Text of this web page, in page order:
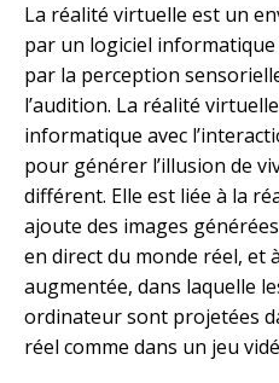
La réalité virtuelle est un
par un logiciel
par la perception
l’audition. La réalité
informatique avec
pour générer l’illusion de
différent. Elle est liée à la
ajoute des images
en direct du monde réel, et
augmentée, dans laquelle
ordinateur sont projetées
réel comme dans un jeu